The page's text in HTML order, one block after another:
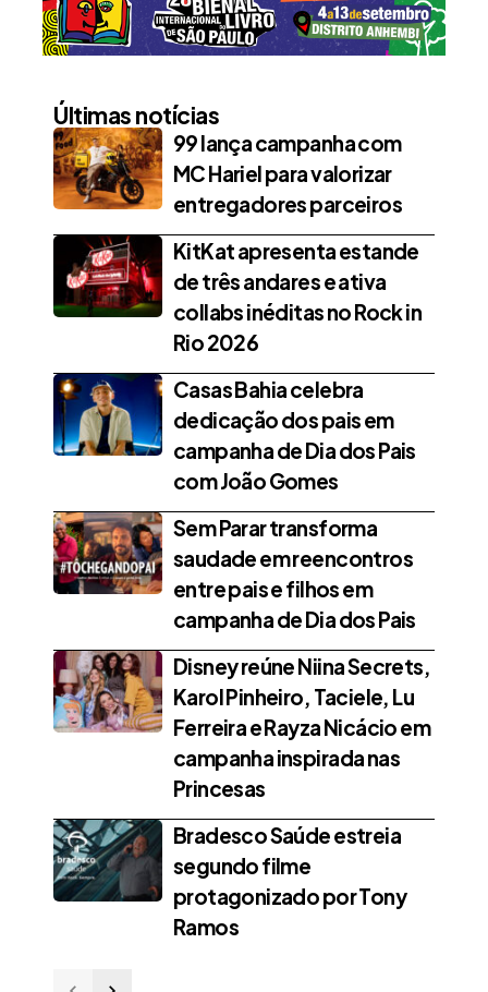
Últimas notícias
99 lança campanha com
MC Hariel para valorizar
entregadores parceiros
KitKat apresenta estande
de três andares e ativa
collabs inéditas no Rock in
Rio 2026
Casas Bahia celebra
dedicação dos pais em
campanha de Dia dos Pais
com João Gomes
Sem Parar transforma
saudade em reencontros
entre pais e filhos em
campanha de Dia dos Pais
Disney reúne Niina Secrets,
Karol Pinheiro, Taciele, Lu
Ferreira e Rayza Nicácio em
campanha inspirada nas
Princesas
Bradesco Saúde estreia
segundo filme
protagonizado por Tony
Ramos